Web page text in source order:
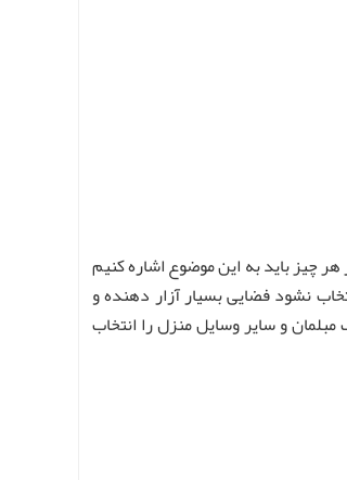
چیز باید به این موضوع اشاره کنیم
نشود فضایی بسیار آزار دهنده و
و سایر وسایل منزل را انتخاب